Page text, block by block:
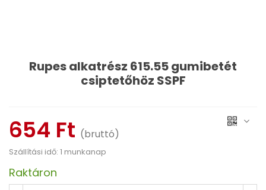
Rupes alkatrész 615.55 gumibetét
csiptetőhöz SSPF
654 Ft (bruttó)
Szállítási idő: 1 munkanap
Raktáron